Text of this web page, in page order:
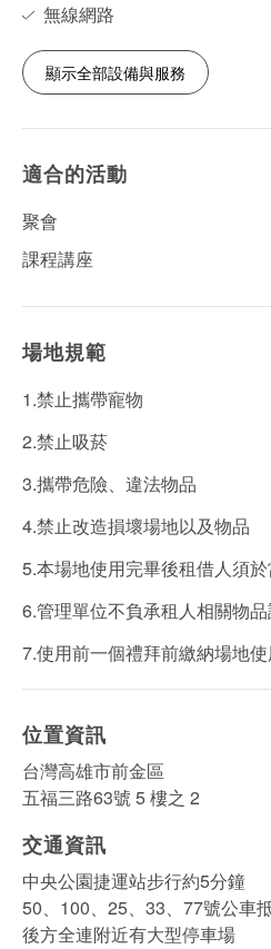
無線網路
顯示全部設備與服務
適合的活動
聚會
課程講座
場地規範
1.禁止攜帶寵物
2.禁止吸菸
3.攜帶危險、違法物品
4.禁止改造損壞場地以及物品
5.本場地使用完畢後租借人須
6.管理單位不負承租人相關物
7.使用前一個禮拜前繳納場地
位置資訊
台灣高雄市前金區
五福三路63號 5 樓之 2
交通資訊
中央公園捷運站步行約5分鐘
50、100、25、33、77號公車
後方全連附近有大型停車場